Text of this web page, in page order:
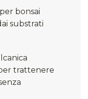
bonsai
substrati
trattenere